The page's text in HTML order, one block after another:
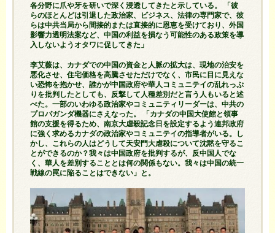
各分野に爪や牙を研いで深く浸透してきたと示している。 「彼
らのほとんどは引退した政治家、ビジネス、法律の専門家で、彼
らは中共当局から間接的または直接的に恩恵を受けており、外国
影響力透明法案など、中国の利益を損なう可能性のある政策を導
入しないようオタワに促してきた」
李艾薇は、カナダでの中国の資金と人脈の拡大は、現地の治安を
悪化させ、住宅価格を高騰させただけでなく、市民に目に見えな
い恐怖を抱かせ、誰かが中国政府や華人コミュニテイの乱れっぷ
りを批判したとしても、反撃して人種差別だと言う人もいると述
べた。一部のいわゆる政治家やコミュニティリーダーは、中共の
プロパガンダ機器にさえなった。 「カナダの中国大使館と領事
館の支援を得るため、南京大虐殺記念日を設定するよう連邦政府
に強く求めるカナダの政治家やコミュニテイの指導者がいる。し
かし、これらの人はどうして天安門大虐殺について沈黙を守るこ
とができるのか？我々は中国政府を批判するが、反中国人でな
く、華人を差別することとは何の関係もない。我々は中国の統一
戦線の罠に陥ることはできない」と。